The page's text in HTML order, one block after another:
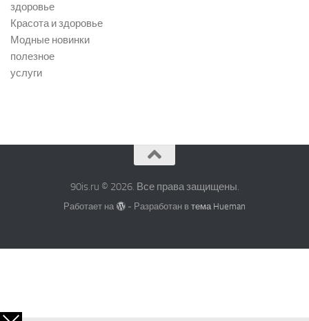
здоровье
Красота и здоровье
Модные новинки
полезное
услуги
90is.ru © 2026. Все права защищены.
Работает на - Разработан в тема Hueman